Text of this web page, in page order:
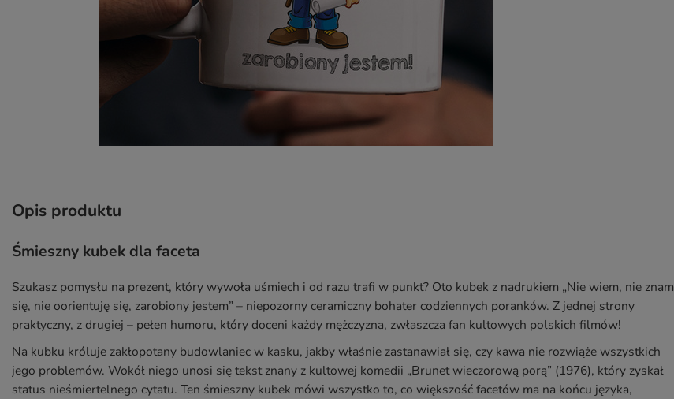
Opis produktu
Śmieszny kubek dla faceta
Szukasz pomysłu na prezent, który wywoła uśmiech i od razu trafi w punkt? Oto kubek z nadrukiem „Nie wiem, nie znam
się, nie oorientuję się, zarobiony jestem” – niepozorny ceramiczny bohater codziennych poranków. Z jednej strony
praktyczny, z drugiej – pełen humoru, który doceni każdy mężczyzna, zwłaszcza fan kultowych polskich filmów!
Na kubku króluje zakłopotany budowlaniec w kasku, jakby właśnie zastanawiał się, czy kawa nie rozwiąże wszystkich
jego problemów. Wokół niego unosi się tekst znany z kultowej komedii „Brunet wieczorową porą” (1976), który zyskał
status nieśmiertelnego cytatu. Ten śmieszny kubek mówi wszystko to, co większość facetów ma na końcu języka,